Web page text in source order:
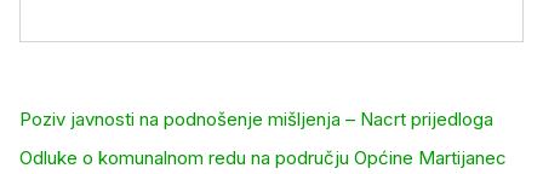
Poziv javnosti na podnošenje mišljenja – Nacrt prijedloga
Odluke o komunalnom redu na području Općine Martijanec